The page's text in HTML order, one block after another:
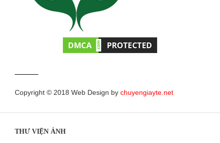
Copyright © 2018 Web Design by chuyengiayte.net
THƯ VIỆN ẢNH